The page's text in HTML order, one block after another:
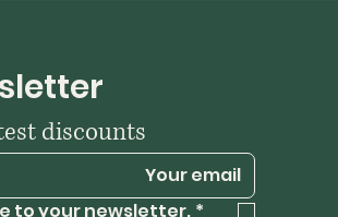
discounts
to your newsletter. *